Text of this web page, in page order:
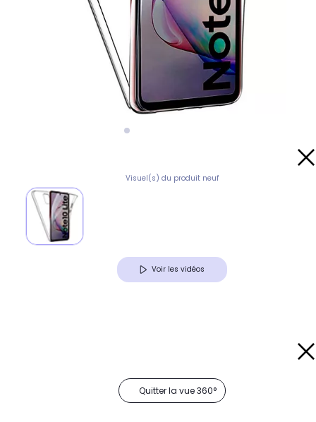
Visuel(s) du produit neuf
Voir les vidéos
Quitter la vue 360°